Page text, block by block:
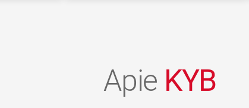
Apie KYB